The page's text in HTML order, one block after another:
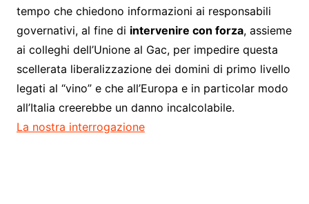
tempo che chiedono informazioni ai responsabili
governativi, al fine di intervenire con forza, assieme
ai colleghi dell’Unione al Gac, per impedire questa
scellerata liberalizzazione dei domini di primo livello
legati al “vino” e che all’Europa e in particolar modo
all’Italia creerebbe un danno incalcolabile.
La nostra interrogazione